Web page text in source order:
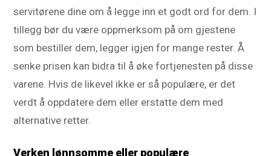
servitørene dine om å legge inn et godt ord for dem. I
tillegg bør du være oppmerksom på om gjestene
som bestiller dem, legger igjen for mange rester. Å
senke prisen kan bidra til å øke fortjenesten på disse
varene. Hvis de likevel ikke er så populære, er det
verdt å oppdatere dem eller erstatte dem med
alternative retter.
Verken lønnsomme eller populære